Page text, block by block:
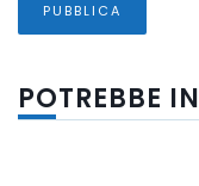
POTREBBE